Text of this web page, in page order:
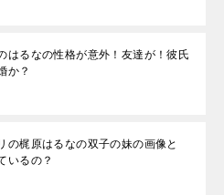
はるなの性格が意外！友達が！彼氏
か？
の梶原はるなの双子の妹の画像と
いるの？